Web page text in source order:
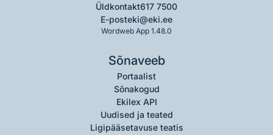
Üldkontakt617 7500
E-posteki@eki.ee
Wordweb App 1.48.0
Sõnaveeb
Portaalist
Sõnakogud
Ekilex API
Uudised ja teated
Ligipääsetavuse teatis